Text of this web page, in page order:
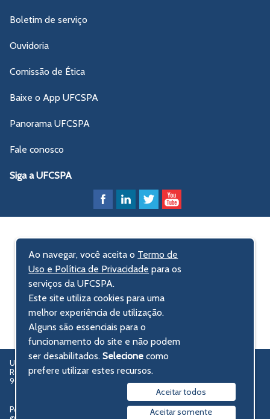
Boletim de serviço
Ouvidoria
Comissão de Ética
Baixe o App UFCSPA
Panorama UFCSPA
Fale conosco
Siga a UFCSPA
UFCSPA – Universidade Federal de Ciências da Saúde de Porto Alegre
Rua Sarmento Leite, 245 - Centro Histórico
90050-170 Porto Alegre, RS, Brasil
Política de privacidade
Ao navegar, você aceita o Termo de
Uso e Política de Privacidade para os
serviços da UFCSPA.
Este site utiliza cookies para uma
melhor experiência de utilização.
Alguns são essenciais para o
funcionamento do site e não podem
ser desabilitados.Selecionecomo
prefere utilizar estes recursos.
Aceitar todos
Aceitar somente